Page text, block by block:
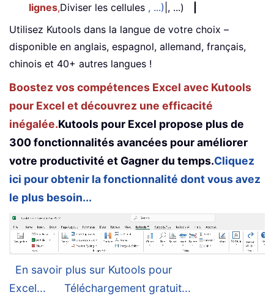
lignes,Diviser les cellules , ...) |, ...)
Utilisez Kutools dans la langue de votre choix –
disponible en anglais, espagnol, allemand, français,
chinois et 40+ autres langues !
Boostez vos compétences Excel avec Kutools
pour Excel et découvrez une efficacité
inégalée.Kutools pour Excel propose plus de
300 fonctionnalités avancées pour améliorer
votre productivité et Gagner du temps.Cliquez
ici pour obtenir la fonctionnalité dont vous avez
le plus besoin...
En savoir plus sur Kutools pour
Excel...
Téléchargement gratuit...